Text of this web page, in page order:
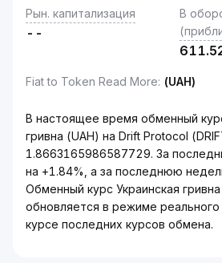
Рын. капитализация
--
В
Fiat to Token Read More: (UAH)
В настоящее время обменный
гривна (UAH) на Drift Protocol
1.8663165986587729. За
на +1.84%, а за последнюю
Обменный курс Украинская гривна
обновляется в режиме
курсе последних курсов обмена.